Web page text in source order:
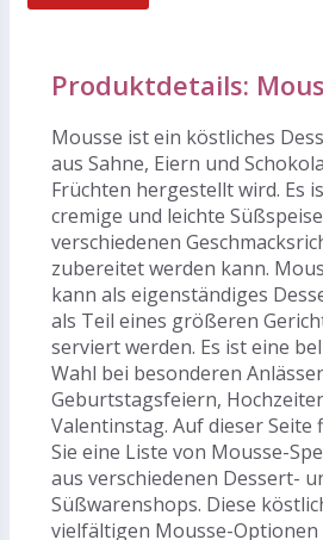
Produktdetails:
Mousse ist ein köstliches
aus Sahne, Eiern und
Früchten hergestellt wird. Es
cremige und leichte
verschiedenen
zubereitet werden kann.
kann als eigenständiges
als Teil eines größeren
serviert werden. Es ist eine
Wahl bei besonderen
Geburtstagsfeiern,
Valentinstag. Auf dieser Seite
Sie eine Liste von Mousse-
aus verschiedenen Dessert-
Süßwarenshops. Diese
vielfältigen Mousse-Optionen